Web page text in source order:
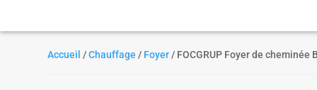
Accueil /Chauffage / Foyer / FOCGRUP Foyer de